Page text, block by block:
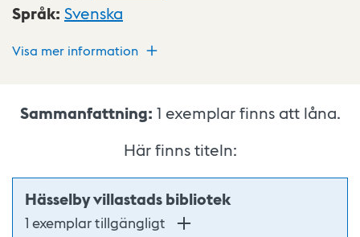
Språk: Svenska
Visa mer information
Sammanfattning: 1 exemplar finns att låna.
Här finns titeln:
Hässelby villastads bibliotek
1 exemplar tillgängligt